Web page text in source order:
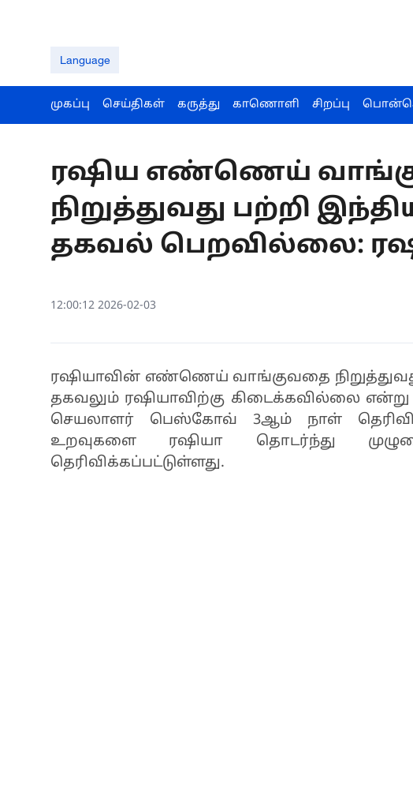
Language
முகப்பு செய்திகள் கருத்து காணொளி சிறப்பு
ரஷிய எண்ணெய்
நிறுத்துவது பற்றி
தகவல் பெறவில்லை:
12:00:12 2026-02-03
ரஷியாவின் எண்ணெய் வாங்குவதை நிறுத்துவது
தகவலும் ரஷியாவிற்கு கிடைக்கவில்லை
செயலாளர் பெஸ்கோவ் 3ஆம் நாள்
உறவுகளை ரஷியா தொடர்ந்து
தெரிவிக்கப்பட்டுள்ளது.